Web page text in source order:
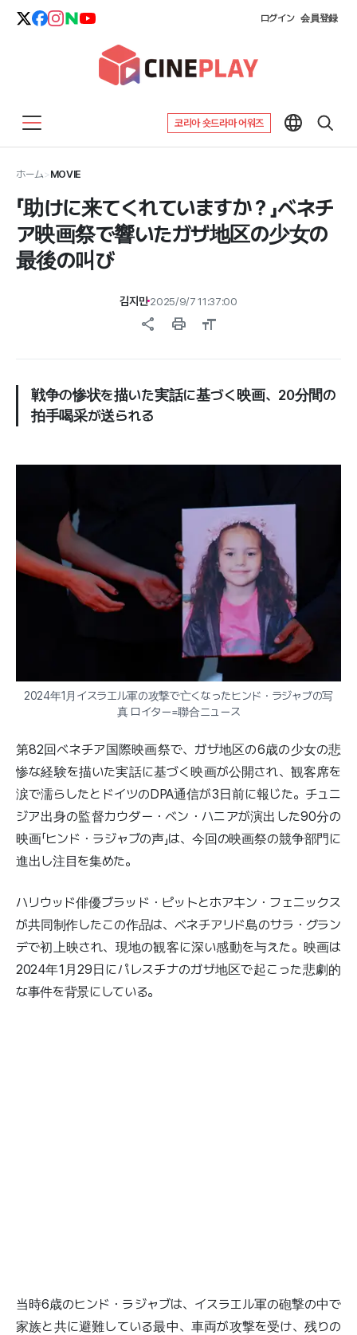
ログイン 会員登録
코리아 숏드라마 어워즈
ホーム>MOVIE
「助けに来てくれていますか？」ベネチ
ア映画祭で響いたガザ地区の少女の
最後の叫び
김지민 2025/9/7 11:37:00
share print format_size
戦争の惨状を描いた実話に基づく映画、20分間の
拍手喝采が送られる
2024年1月イスラエル軍の攻撃で亡くなったヒンド・ラジャブの写
真 ロイター=聯合ニュース
第82回ベネチア国際映画祭で、ガザ地区の6歳の少女の悲
惨な経験を描いた実話に基づく映画が公開され、観客席を
涙で濡らしたとドイツのDPA通信が3日前に報じた。チュニ
ジア出身の監督カウダー・ベン・ハニアが演出した90分の
映画「ヒンド・ラジャブの声」は、今回の映画祭の競争部門に
進出し注目を集めた。
ハリウッド俳優ブラッド・ピットとホアキン・フェニックス
が共同制作したこの作品は、ベネチアリド島のサラ・グラン
デで初上映され、現地の観客に深い感動を与えた。映画は
2024年1月29日にパレスチナのガザ地区で起こった悲劇的
な事件を背景にしている。
当時6歳のヒンド・ラジャブは、イスラエル軍の砲撃の中で
家族と共に避難している最中、車両が攻撃を受け、残りの